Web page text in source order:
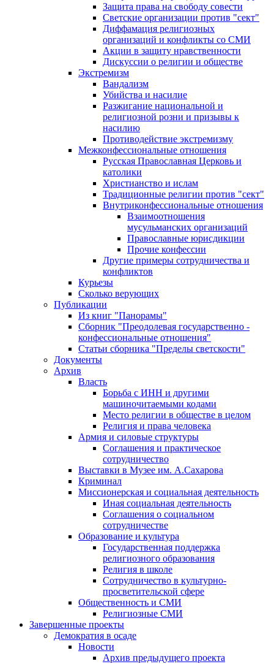
Защита права на свободу совести
Светские организации против "сект"
Диффамация религиозных
организаций и конфликты со СМИ
Акции в защиту нравственности
Дискуссии о религии и обществе
Экстремизм
Вандализм
Убийства и насилие
Разжигание национальной и
религиозной розни и призывы к
насилию
Противодействие экстремизму
Межконфессиональные отношения
Русская Православная Церковь и
католики
Христианство и ислам
Традиционные религии против "сект"
Внутриконфессиональные отношения
Взаимоотношения
мусульманских организаций
Православные юрисдикции
Прочие конфессии
Другие примеры сотрудничества и
конфликтов
Курьезы
Сколько верующих
Публикации
Из книг "Панорамы"
Сборник "Преодолевая государственно -
конфессиональные отношения"
Статьи сборника "Пределы светскости"
Документы
Архив
Власть
Борьба с ИНН и другими
машиночитаемыми кодами
Место религии в обществе в целом
Религия и права человека
Армия и силовые структуры
Соглашения и практическое
сотрудничество
Выставки в Музее им. А.Сахарова
Криминал
Миссионерская и социальная деятельность
Иная социальная деятельность
Соглашения о социальном
сотрудничестве
Образование и культура
Государственная поддержка
религиозного образования
Религия в школе
Сотрудничество в культурно-
просветительской сфере
Общественность и СМИ
Религиозные СМИ
Завершенные проекты
Демократия в осаде
Новости
Архив предыдущего проекта